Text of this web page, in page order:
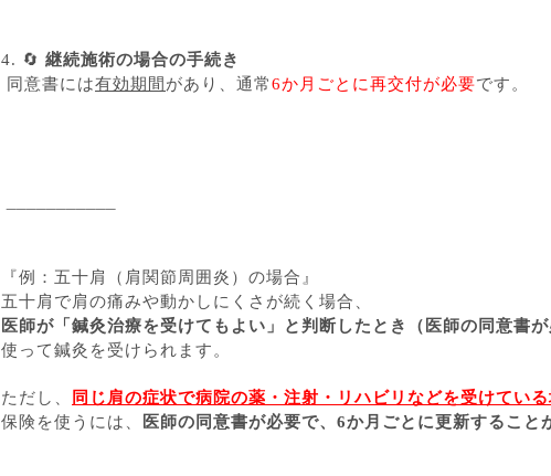
4. 🔄 継続施術の場合の手続き
同意書には有効期間 があり、通常6か月ごとに再交付が必要です。
『例：五十肩（肩関節周囲炎）の場合』
五十肩で肩の痛みや動かしにくさが続く場合、
医師が「鍼灸治療を受けてもよい」と判断したとき（ 医師の同意書が
使って鍼灸を受けられます。
ただし、 同じ肩の症状で病院の薬・注射・リハビリなどを受けてい
保険を使うには、
医師の同意書が必要で、6か月ごとに更新すること